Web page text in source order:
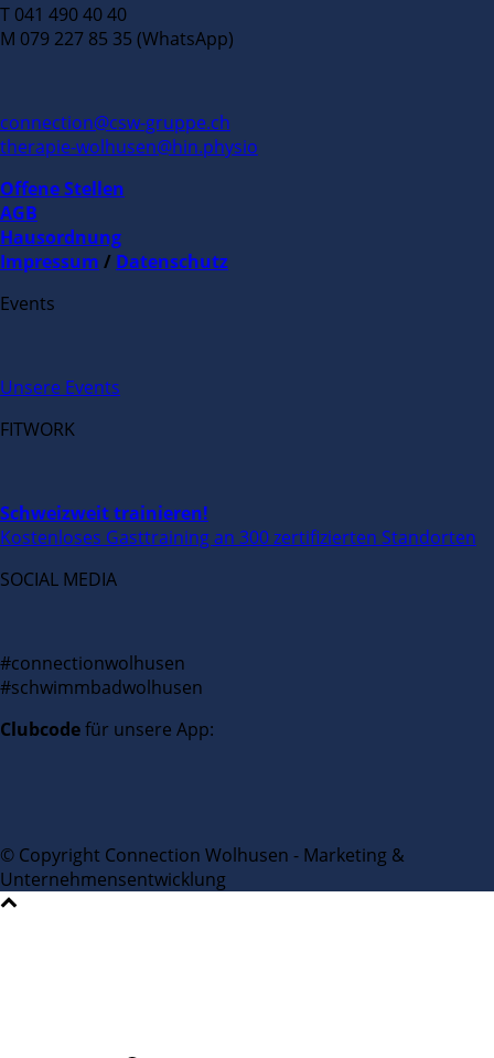
T 041 490 40 40
M 079 227 85 35 (WhatsApp)
connection@csw-gruppe.ch
therapie-wolhusen@hin.physio
Offene Stellen
AGB
Hausordnung
Impressum / Datenschutz
Events
Unsere Events
FITWORK
Schweizweit trainieren!
Kostenloses Gasttraining an 300 zertifizierten Standorten
SOCIAL MEDIA
#connectionwolhusen
#schwimmbadwolhusen
Clubcodefür unsere App:
© Copyright Connection Wolhusen - Marketing &
Unternehmensentwicklung